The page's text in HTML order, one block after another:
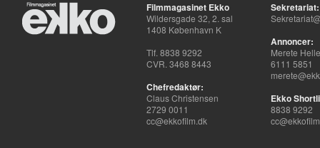
Filmmagasinet Ekko
Wildersgade 32, 2. sal
1408 København K
Tlf. 8838 9292
CVR. 3468 8443
Chefredaktør:
Claus Christensen
2729 0011
cc@ekkofilm.dk
Sekretariat:
Annoncer:
Merete
6111 5851
Ekko
8838 9292